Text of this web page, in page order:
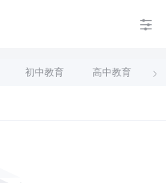
初中教育 高中教育